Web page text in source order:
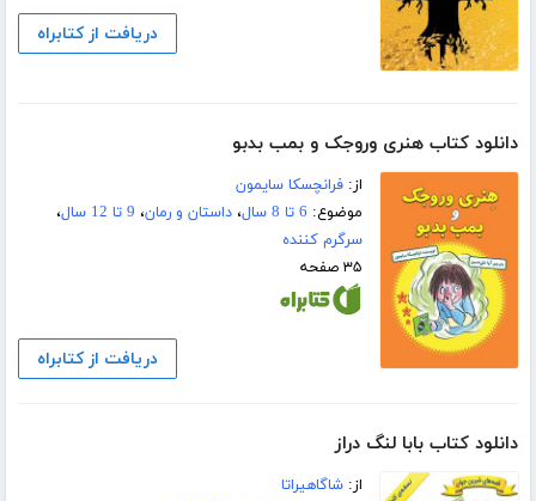
دریافت از کتابراه
دانلود کتاب هنری وروجک و بمب بدبو
از:فرانچسکا سایمون
موضوع: 6 تا 8 سال ،داستان و رمان، 9 تا 12 سال
،
سرگرم کننده
۳۵ صفحه
دریافت از کتابراه
دانلود کتاب بابا لنگ دراز
از:شاگاهیراتا